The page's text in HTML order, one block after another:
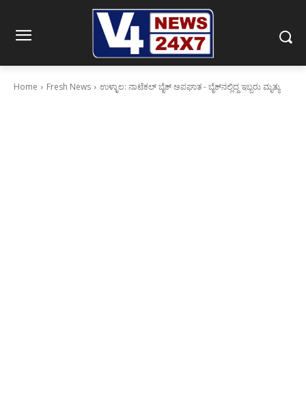
Home Fresh News ಉಳ್ಳಾಲ: ನಾಟೆಕಲ್ ಬೈಕ್ ಅಪಘಾತ - ಬೈಕ್‌ನಲ್ಲಿದ್ದ ಇಬ್ಬರು ಮೃತ್ಯು